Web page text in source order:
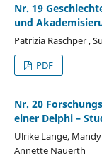
Nr. 19
und
Patrizia Raschper ,
PDF
Nr. 20
einer Delphi –
Ulrike Lange,
Annette Nauerth